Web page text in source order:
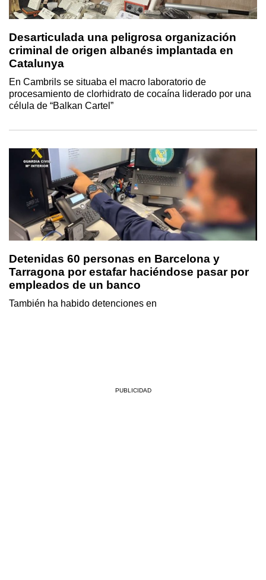
Desarticulada una peligrosa organización
criminal de origen albanés implantada en
Catalunya
En Cambrils se situaba el macro laboratorio de
procesamiento de clorhidrato de cocaína liderado por una
célula de “Balkan Cartel”
Detenidas 60 personas en Barcelona y
Tarragona por estafar haciéndose pasar por
empleados de un banco
También ha habido detenciones en
PUBLICIDAD